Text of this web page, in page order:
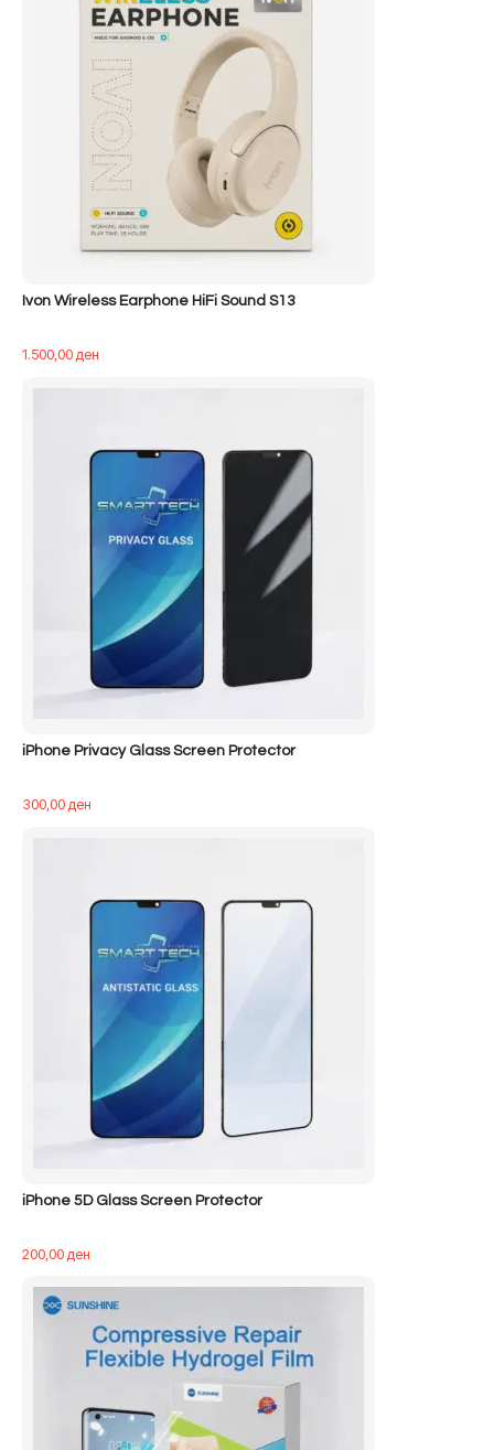
Ivon Wireless Earphone HiFi Sound S13
1.500,00ден
iPhone Privacy Glass Screen Protector
300,00ден
iPhone 5D Glass Screen Protector
200,00ден